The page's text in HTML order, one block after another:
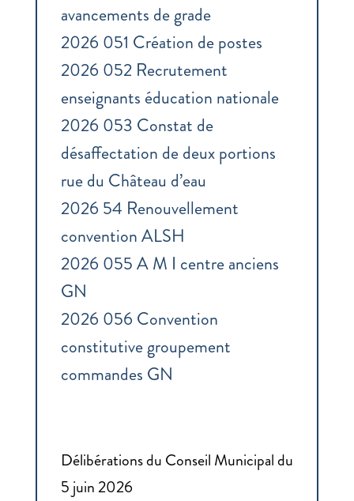
avancements de grade
2026 051 Création de postes
2026 052 Recrutement
enseignants éducation nationale
2026 053 Constat de
désaffectation de deux portions
rue du Château d’eau
2026 54 Renouvellement
convention ALSH
2026 055 A M I centre anciens
GN
2026 056 Convention
constitutive groupement
commandes GN
Délibérations du Conseil Municipal du
5 juin 2026